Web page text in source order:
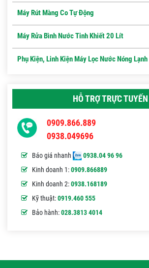
Máy Rút Màng Co Tự Động
Máy Rửa Bình Nước Tinh Khiết 20 Lít
Phụ Kiện, Linh Kiện Máy Lọc Nước Nóng Lạnh
HỖ TRỢ TRỰC TUYẾN
0909.866.889
0938.049696
Báo giá nhanh
0938.04 96 96
Kinh doanh 1:0909.866889
Kinh doanh 2:0938.168189
Kỹ thuật:0919.460 555
Bảo hành:028.3813 4014